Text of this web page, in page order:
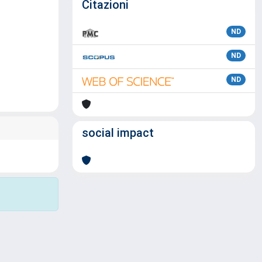
Citazioni
ND
ND
ND
social impact